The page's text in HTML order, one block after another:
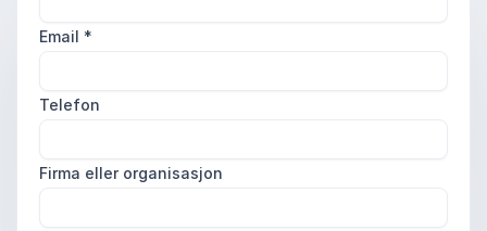
Email *
Telefon
Firma eller organisasjon